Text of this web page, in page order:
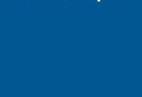
chức các lễ hội và
nghệ thuật và các
văn hóa và đời